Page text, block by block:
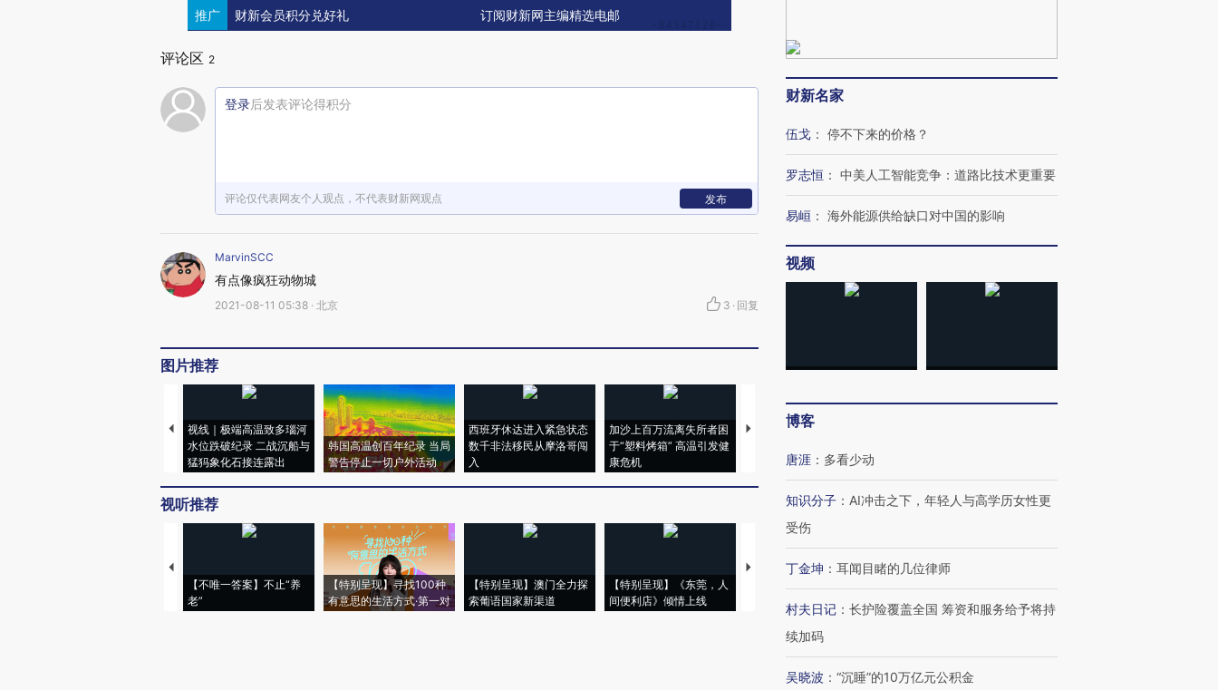
推广 财新会员积分兑好礼 订阅财新网主编精选电邮
评论区 2
登录后发表评论得积分
评论仅代表网友个人观点，不代表财新网观点 发布
MarvinSCC
有点像疯狂动物城
2021-08-11 05:38 · 北京 3 · 回复
图片推荐
视线｜极端高温致多瑙河
水位跌破纪录 二战沉船与
猛犸象化石接连露出
韩国高温创百年纪录 当局
警告停止一切户外活动
西班牙休达进入紧急状态
数千非法移民从摩洛哥闯
入
加沙上百万流离失所者困
于“塑料烤箱” 高温引发健
康危机
视线｜HYROX的吸金
心“花钱找虐”？
视听推荐
【不唯一答案】不止“养
老”
【特别呈现】寻找100种
有意思的生活方式·第一对
【特别呈现】澳门全力探
索葡语国家新渠道
【特别呈现】《东莞，人
间便利店》倾情上线
【推广】走进第四届链博
有意思的生活方式·第三对
住三大增长引擎是什么？
财新名家
伍戈 ： 停不下来的价格？
罗志恒 ： 中美人工智能竞争：道路比技术更重要
易峘 ： 海外能源供给缺口对中国的影响
视频
博客
唐涯 ： 多看少动
知识分子 ： AI冲击之下，年轻人与高学历女性更
受伤
丁金坤 ： 耳闻目睹的几位律师
村夫日记 ： 长护险覆盖全国 筹资和服务给予将持
续加码
吴晓波 ： “沉睡”的10万亿元公积金